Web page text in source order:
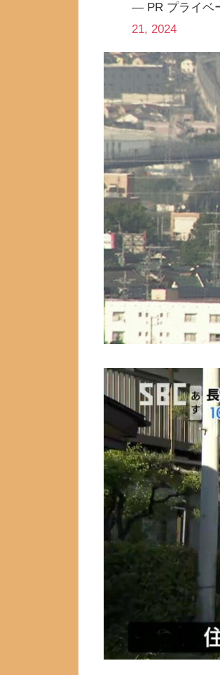
— PR プライベ
21, 2024